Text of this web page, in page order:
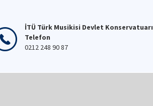
İTÜ Türk Musikisi Devlet Konservatuarı
Telefon
0212 248 90 87